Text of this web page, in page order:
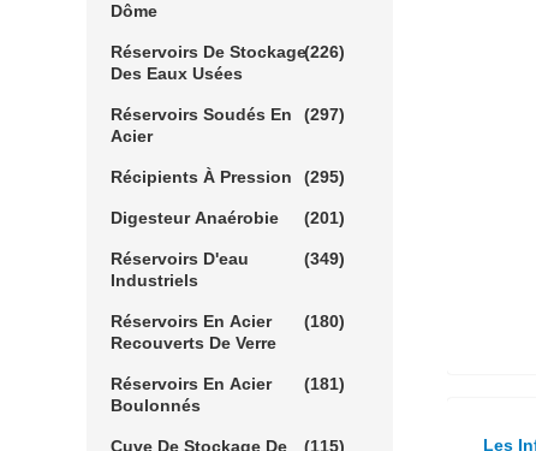
Dôme
Réservoirs De Stockage
Des Eaux Usées
(226)
Réservoirs Soudés En
Acier
(297)
Récipients À Pression (295)
Digesteur Anaérobie (201)
Réservoirs D'eau
Industriels
(349)
Réservoirs En Acier
Recouverts De Verre
(180)
Réservoirs En Acier
Boulonnés
(181)
Cuve De Stockage De
(115) Les